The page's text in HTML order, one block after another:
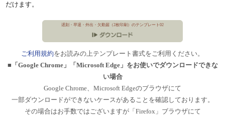
だけます。
遅刻・早退・外出・欠勤届（2枚印刷）のテンプレート02
ご利用規約をお読みの上テンプレート書式をご利用ください。
■「Google Chrome」「Microsoft Edge」をお使いでダウンロードできな
い場合
Google Chrome、Microsoft Edgeのブラウザにて
一部ダウンロードができないケースがあることを確認しております。
その場合はお手数ではございますが「Firefox」ブラウザにて